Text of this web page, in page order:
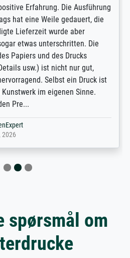
Erfahrung. Die Ausführung
eine Weile gedauert, die
wurde aber
unterschritten. Die
und des Drucks
usw.) ist nicht nur gut,
Selbst ein Druck ist
im eigenen Sinne.
spørsmål om